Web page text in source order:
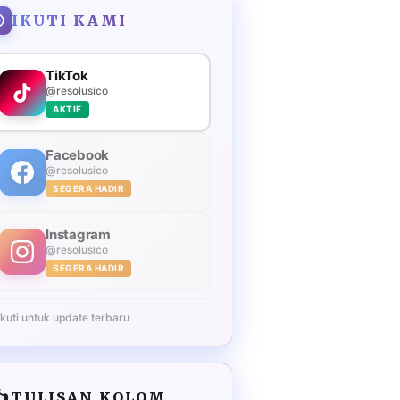
IKUTI KAMI
TikTok
@resolusico
AKTIF
Facebook
@resolusico
SEGERA HADIR
Instagram
@resolusico
SEGERA HADIR
untuk update terbaru